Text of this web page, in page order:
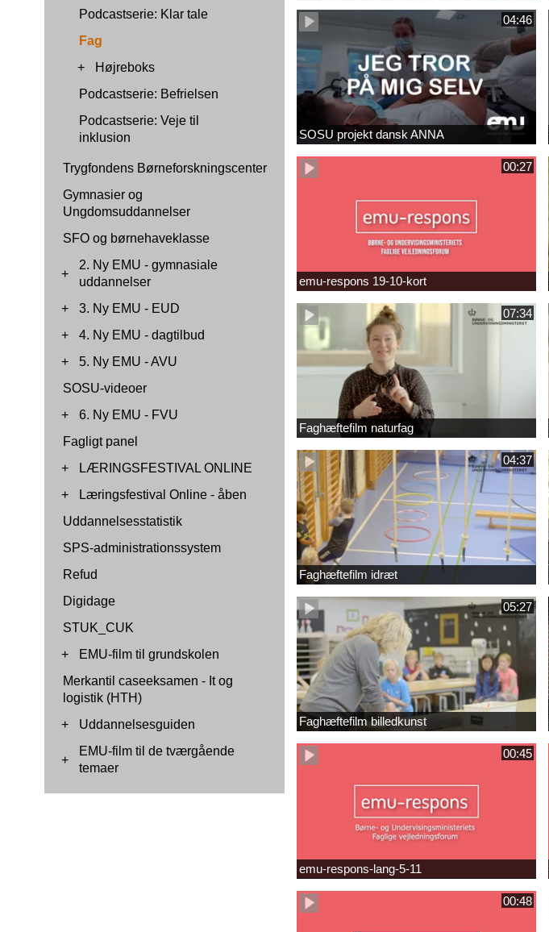
Podcastserie: Klar tale
Fag
+
Højreboks
Podcastserie: Befrielsen
Podcastserie: Veje til
inklusion
Trygfondens Børneforskningscenter
Gymnasier og
Ungdomsuddannelser
SFO og børnehaveklasse
+
2. Ny EMU - gymnasiale
uddannelser
+
3. Ny EMU - EUD
+
4. Ny EMU - dagtilbud
+
5. Ny EMU - AVU
SOSU-videoer
+
6. Ny EMU - FVU
Fagligt panel
+
LÆRINGSFESTIVAL ONLINE
+
Læringsfestival Online - åben
Uddannelsesstatistik
SPS-administrationssystem
Refud
Digidage
STUK_CUK
+
EMU-film til grundskolen
Merkantil caseeksamen - It og
logistik (HTH)
+
Uddannelsesguiden
+
EMU-film til de tværgående
temaer
04:46
SOSU projekt dansk ANNA
00:27
emu-respons 19-10-kort
07:34
Faghæftefilm naturfag
04:37
Faghæftefilm idræt
05:27
Faghæftefilm billedkunst
00:45
emu-respons-lang-5-11
00:48